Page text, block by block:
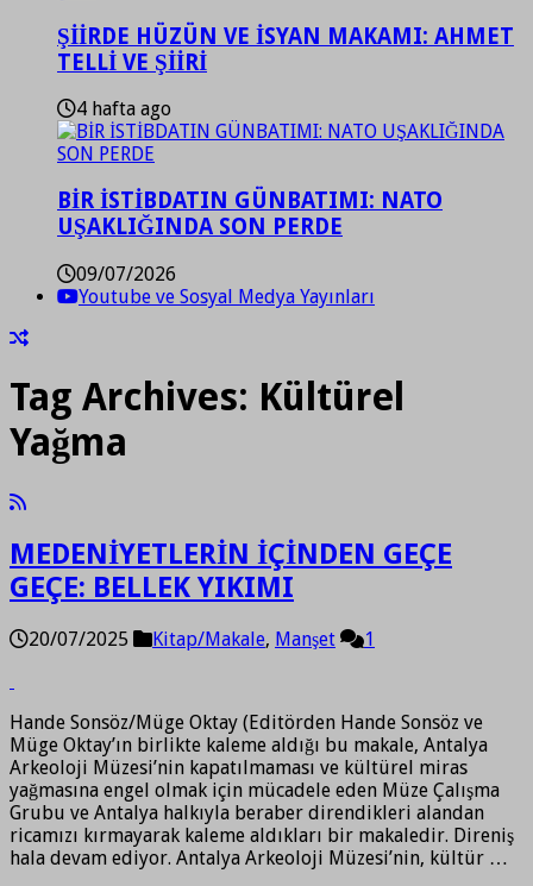
ŞİİRDE HÜZÜN VE İSYAN MAKAMI: AHMET
TELLİ VE ŞİİRİ
4 hafta ago
BİR İSTİBDATIN GÜNBATIMI: NATO
UŞAKLIĞINDA SON PERDE
09/07/2026
Youtube ve Sosyal Medya Yayınları
Tag Archives: Kültürel
Yağma
MEDENİYETLERİN İÇİNDEN GEÇE
GEÇE: BELLEK YIKIMI
20/07/2025 Kitap/Makale, Manşet 1
Hande Sonsöz/Müge Oktay (Editörden Hande Sonsöz ve
Müge Oktay’ın birlikte kaleme aldığı bu makale, Antalya
Arkeoloji Müzesi’nin kapatılmaması ve kültürel miras
yağmasına engel olmak için mücadele eden Müze Çalışma
Grubu ve Antalya halkıyla beraber direndikleri alandan
ricamızı kırmayarak kaleme aldıkları bir makaledir. Direniş
hala devam ediyor. Antalya Arkeoloji Müzesi’nin, kültür …